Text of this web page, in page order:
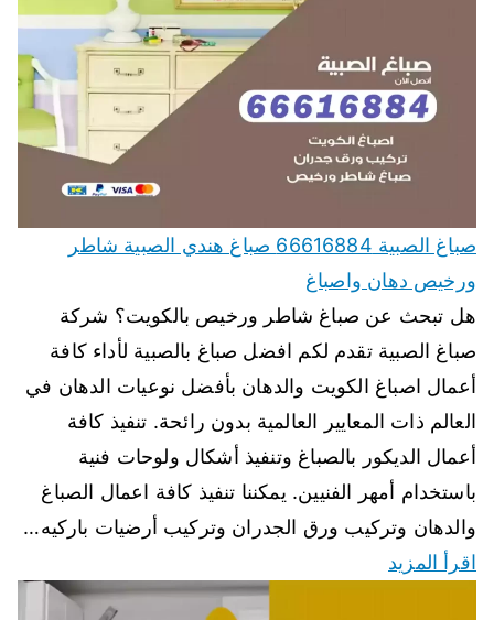
صباغ الصبية 66616884 صباغ هندي الصبية شاطر
ورخيص دهان واصباغ
هل تبحث عن صباغ شاطر ورخيص بالكويت؟ شركة
صباغ الصبية تقدم لكم افضل صباغ بالصبية لأداء كافة
أعمال اصباغ الكويت والدهان بأفضل نوعيات الدهان في
العالم ذات المعايير العالمية بدون رائحة. تنفيذ كافة
أعمال الديكور بالصباغ وتنفيذ أشكال ولوحات فنية
باستخدام أمهر الفنيين. يمكننا تنفيذ كافة اعمال الصباغ
والدهان وتركيب ورق الجدران وتركيب أرضيات باركيه…
اقرأ المزيد